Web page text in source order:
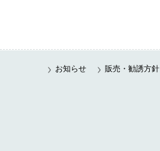
お知らせ 販売・勧誘方針